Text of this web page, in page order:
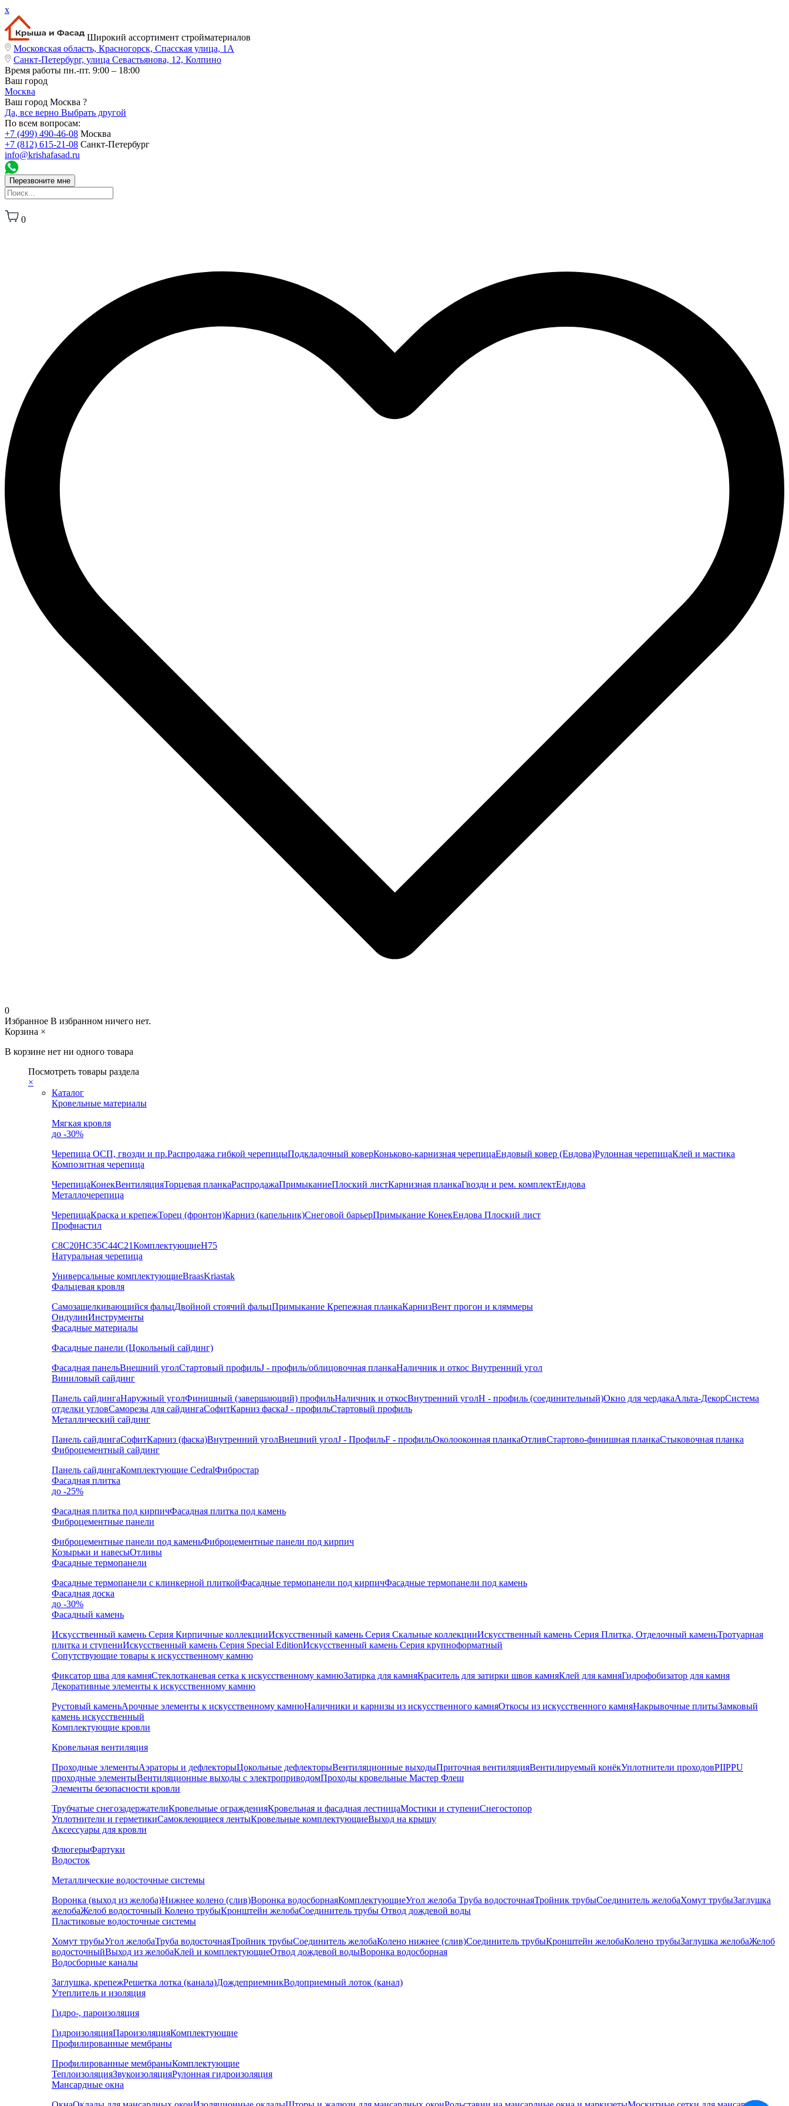
x
Широкий ассортимент стройматериалов
Московская область, Красногорск, Спасская улица, 1А
Санкт-Петербург, улица Севастьянова, 12, Колпино
Время работы пн.-пт. 9:00 – 18:00
Ваш город
Москва
Ваш город Москва ?
Да, все верно Выбрать другой
По всем вопросам:
+7 (499) 490-46-08 Москва
+7 (812) 615-21-08 Санкт-Петербург
info@krishafasad.ru
Перезвоните мне
0
0
Избранное В избранном ничего нет.
Корзина ×
В корзине нет ни одного товара
Посмотреть товары раздела
×
Каталог
Кровельные материалы
Мягкая кровля
до -30%
Черепица ОСП, гвозди и пр.Распродажа гибкой черепицыПодкладочный коверКоньково-карнизная черепицаЕндовый ковер (Ендова)Рулонная черепицаКлей и мастика
Композитная черепица
ЧерепицаКонекВентиляцияТорцевая планкаРаспродажаПримыканиеПлоский листКарнизная планкаГвозди и рем. комплектЕндова
Металлочерепица
ЧерепицаКраска и крепежТорец (фронтон)Карниз (капельник)Снеговой барьерПримыкание КонекЕндова Плоский лист
Профнастил
С8С20НС35С44С21КомплектующиеН75
Натуральная черепица
Универсальные комплектующиеBraasKriastak
Фальцевая кровля
Самозащелкивающийся фальцДвойной стоячий фальцПримыкание Крепежная планкаКарнизВент прогон и кляммеры
ОндулинИнструменты
Фасадные материалы
Фасадные панели (Цокольный сайдинг)
Фасадная панельВнешний уголСтартовый профильJ - профиль/облицовочная планкаНаличник и откос Внутренний угол
Виниловый сайдинг
Панель сайдингаНаружный уголФинишный (завершающий) профильНаличник и откосВнутренний уголH - профиль (соединительный)Окно для чердакаАльта-ДекорСистема
отделки угловСаморезы для сайдингаСофитКарниз фаскаJ - профильСтартовый профиль
Металлический сайдинг
Панель сайдингаСофитКарниз (фаска)Внутренний уголВнешний уголJ - ПрофильF - профильОколооконная планкаОтливСтартово-финишная планкаСтыковочная планка
Фиброцементный сайдинг
Панель сайдингаКомплектующие CedralФибростар
Фасадная плитка
до -25%
Фасадная плитка под кирпичФасадная плитка под камень
Фиброцементные панели
Фиброцементные панели под каменьФиброцементные панели под кирпич
Козырьки и навесыОтливы
Фасадные термопанели
Фасадные термопанели с клинкерной плиткойФасадные термопанели под кирпичФасадные термопанели под камень
Фасадная доска
до -30%
Фасадный камень
Искусственный камень Серия Кирпичные коллекцииИскусственный камень Серия Скальные коллекцииИскусственный камень Серия Плитка, Отделочный каменьТротуарная
плитка и ступениИскусственный камень Серия Special EditionИскусственный камень Серия крупноформатный
Сопутствующие товары к искусственному камню
Фиксатор шва для камняСтеклотканевая сетка к искусственному камнюЗатирка для камняКраситель для затирки швов камняКлей для камняГидрофобизатор для камня
Декоративные элементы к искусственному камню
Рустовый каменьАрочные элементы к искусственному камнюНаличники и карнизы из искусственного камняОткосы из искусственного камняНакрывочные плитыЗамковый
камень искусственный
Комплектующие кровли
Кровельная вентиляция
Проходные элементыАэраторы и дефлекторыЦокольные дефлекторыВентиляционные выходыПриточная вентиляцияВентилируемый конёкУплотнители проходовPIIPPU
проходные элементыВентиляционные выходы с электроприводомПроходы кровельные Мастер Флеш
Элементы безопасности кровли
Трубчатые снегозадержателиКровельные огражденияКровельная и фасадная лестницаМостики и ступениСнегостопор
Уплотнители и герметикиСамоклеющиеся лентыКровельные комплектующиеВыход на крышу
Аксессуары для кровли
ФлюгерыФартуки
Водосток
Металлические водосточные системы
Воронка (выход из желоба)Нижнее колено (слив)Воронка водосборнаяКомплектующиеУгол желоба Труба водосточнаяТройник трубыСоединитель желобаХомут трубыЗаглушка
желобаЖелоб водосточный Колено трубыКронштейн желобаСоединитель трубы Отвод дождевой воды
Пластиковые водосточные системы
Хомут трубыУгол желобаТруба водосточнаяТройник трубыСоединитель желобаКолено нижнее (слив)Соединитель трубыКронштейн желобаКолено трубыЗаглушка желобаЖелоб
водосточныйВыход из желобаКлей и комплектующиеОтвод дождевой водыВоронка водосборная
Водосборные каналы
Заглушка, крепежРешетка лотка (канала)ДождеприемникВодоприемный лоток (канал)
Утеплитель и изоляция
Гидро-, пароизоляция
ГидроизоляцияПароизоляцияКомплектующие
Профилированные мембраны
Профилированные мембраныКомплектующие
ТеплоизоляцияЗвукоизоляцияРулонная гидроизоляция
Мансардные окна